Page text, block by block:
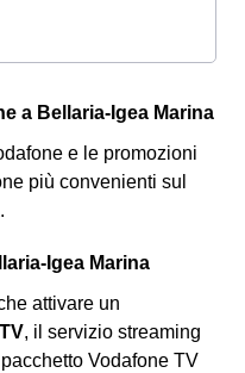
a Bellaria-Igea Marina
e le promozioni
più convenienti sul
Igea Marina
attivare un
, il servizio streaming
Vodafone TV